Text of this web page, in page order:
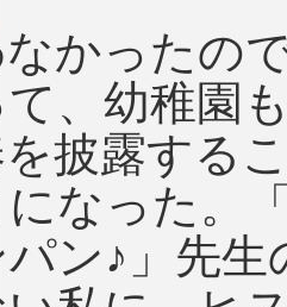
かったの
、幼稚園
披露する
なった。
ン♪」先